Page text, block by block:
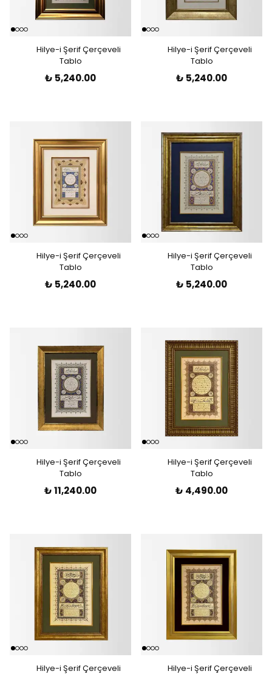
Hilye-i Şerif Çerçeveli
Tablo
₺ 5,240.00
Hilye-i Şerif Çerçeveli
Tablo
₺ 5,240.00
Hilye-i Şerif Çerçeveli
Tablo
₺ 5,240.00
Hilye-i Şerif Çerçeveli
Tablo
₺ 5,240.00
Hilye-i Şerif Çerçeveli
Tablo
₺ 11,240.00
Hilye-i Şerif Çerçeveli
Tablo
₺ 4,490.00
Hilye-i Şerif Çerçeveli Hilye-i Şerif Çerçeveli